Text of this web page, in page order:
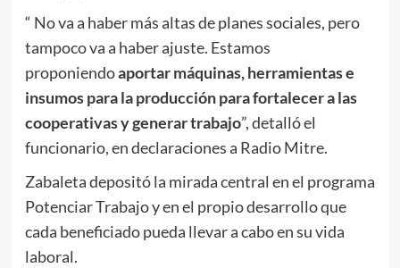
“ No va a haber más altas de planes sociales, pero
tampoco va a haber ajuste. Estamos
proponiendoaportar máquinas, herramientas e
insumos para la producción para fortalecer a las
cooperativas y generar trabajo”, detalló el
funcionario, en declaraciones a Radio Mitre.
Zabaleta depositó la mirada central en el programa
Potenciar Trabajo y en el propio desarrollo que
cada beneficiado pueda llevar a cabo en su vida
laboral.